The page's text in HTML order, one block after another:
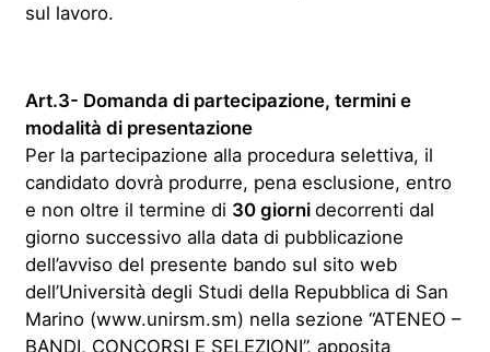
sul lavoro.
Art.3- Domanda di partecipazione, termini e
modalità di presentazione
Per la partecipazione alla procedura selettiva, il
candidato dovrà produrre, pena esclusione, entro
e non oltre il termine di 30 giorni decorrenti dal
giorno successivo alla data di pubblicazione
dell’avviso del presente bando sul sito web
dell’Università degli Studi della Repubblica di San
Marino (www.unirsm.sm) nella sezione “ATENEO –
BANDI, CONCORSI E SELEZIONI”, apposita